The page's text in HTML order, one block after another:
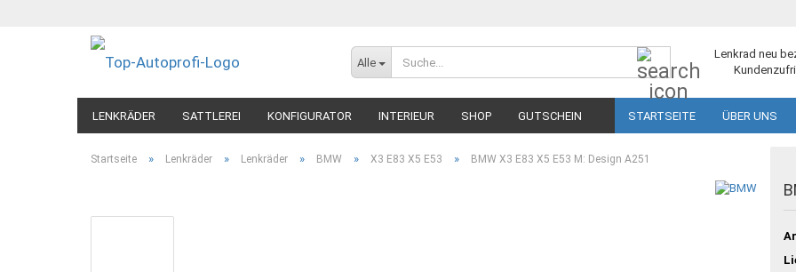
Alle
Lenkrad neu
LENKRÄDER SATTLEREI KONFIGURATOR INTERIEUR SHOP GUTSCHEIN STARTSEITE ÜBER UNS
Startseite » Lenkräder » Lenkräder » BMW » X3 E83 X5 E53 » BMW X3 E83 X5 E53 M: Design A251